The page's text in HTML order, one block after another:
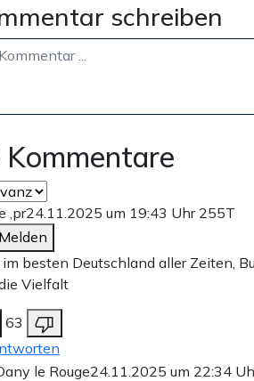
schreiben
Kommentare
,pr24.11.2025 um 19:43 Uhr 255T
Melden
besten Deutschland aller Zeiten,
Vielfalt
63
le Rouge24.11.2025 um 22:34